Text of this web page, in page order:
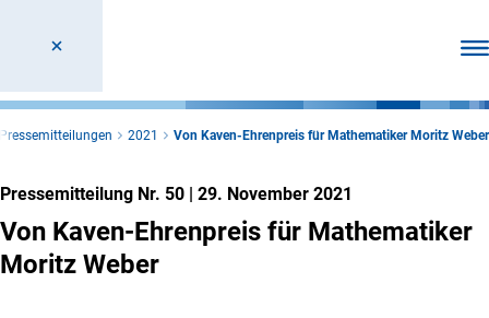
Pressemitteilungen 2021 Von Kaven-Ehrenpreis für Mathematiker Moritz Weber
Pressemitteilung Nr. 50 | 29. November 2021
Von Kaven-Ehrenpreis für Mathematiker
Moritz Weber